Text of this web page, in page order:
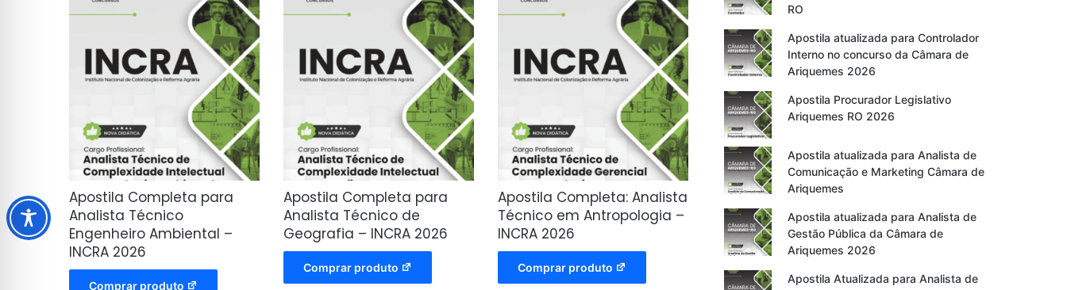
Apostila Completa para
Analista Técnico
Engenheiro Ambiental –
INCRA 2026
Comprar produto
Apostila Completa para
Analista Técnico de
Geografia – INCRA 2026
Comprar produto
Apostila Completa: Analista
Técnico em Antropologia –
INCRA 2026
Comprar produto
RO
Apostila atualizada para Controlador
Interno no concurso da Câmara de
Ariquemes 2026
Apostila Procurador Legislativo
Ariquemes RO 2026
Apostila atualizada para Analista de
Comunicação e Marketing Câmara de
Ariquemes
Apostila atualizada para Analista de
Gestão Pública da Câmara de
Ariquemes 2026
Apostila Atualizada para Analista de